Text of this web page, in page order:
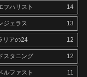
フハリスト 14
ジェラス 13
リアの24 12
スタニング 12
ルファスト 11